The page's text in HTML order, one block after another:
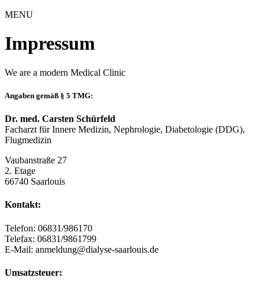
MENU
Impressum
We are a modern Medical Clinic
Angaben gemäß § 5 TMG:
Dr. med. Carsten Schürfeld
Facharzt für Innere Medizin, Nephrologie, Diabetologie (DDG),
Flugmedizin
Vaubanstraße 27
2. Etage
66740 Saarlouis
Kontakt:
Telefon: 06831/986170
Telefax: 06831/9861799
E-Mail: anmeldung@dialyse-saarlouis.de
Umsatzsteuer: